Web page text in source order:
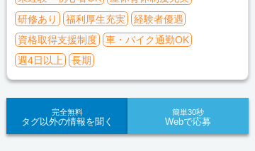
研修あり
福利厚生充実
経験者優遇
資格取得支援制度
車・バイク通勤OK
週4日以上
長期
完全無料
タグ以外の情報を聞く
簡単30秒
Webで応募